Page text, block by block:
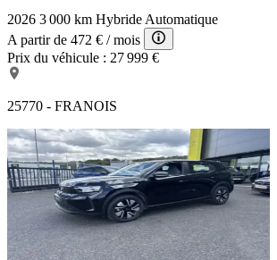
2026 3 000 km Hybride Automatique
A partir de 472 € / mois
Prix du véhicule : 27 999 €
25770 - FRANOIS